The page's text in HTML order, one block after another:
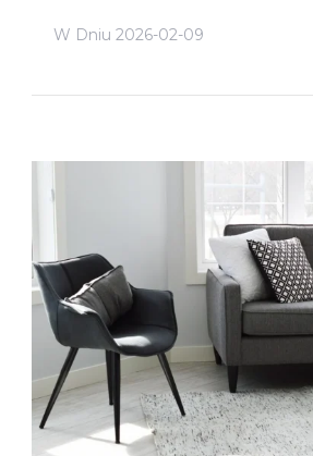
W Dniu 2026-02-09